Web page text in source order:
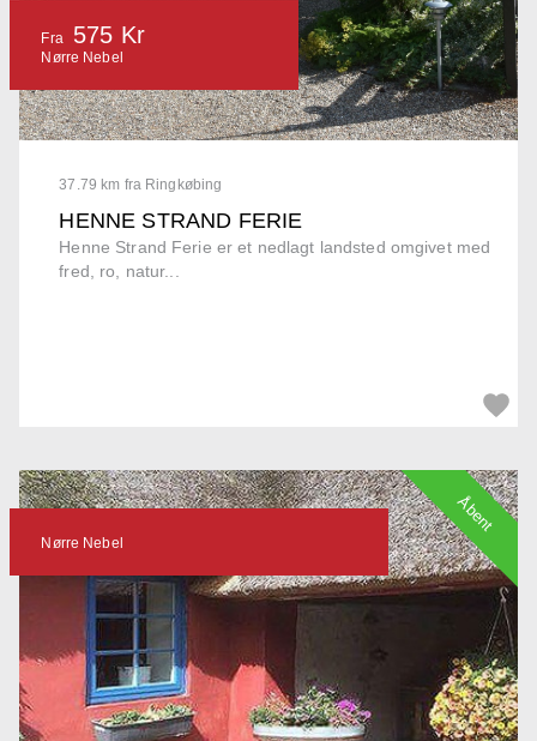
37.79 km fra Ringkøbing
HENNE STRAND FERIE
Henne Strand Ferie er et nedlagt landsted omgivet med
fred, ro, natur...
Fra 575 Kr
Nørre Nebel
Nørre Nebel
Åbent